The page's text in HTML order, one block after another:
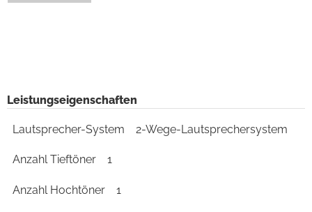
Leistungseigenschaften
Lautsprecher-System 2-Wege-Lautsprechersystem
Anzahl Tieftöner 1
Anzahl Hochtöner 1